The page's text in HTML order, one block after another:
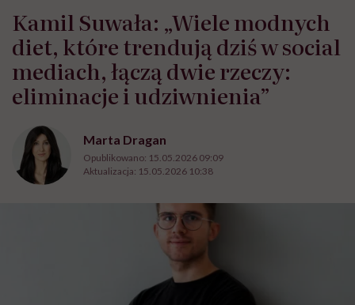
Kamil Suwała: „Wiele modnych
diet, które trendują dziś w social
mediach, łączą dwie rzeczy:
eliminacje i udziwnienia”
Marta Dragan
Opublikowano: 15.05.2026 09:09
Aktualizacja: 15.05.2026 10:38